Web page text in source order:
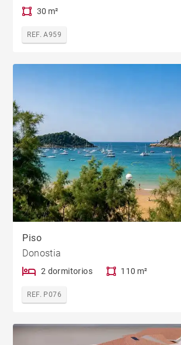
30 m²
REF. A959
Piso
Donostia
2 dormitorios 110 m²
REF. P076